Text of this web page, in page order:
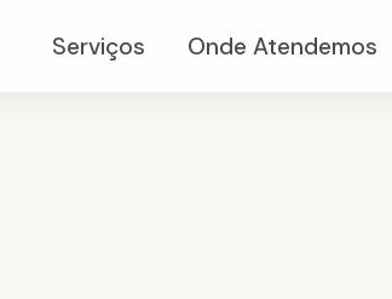
Serviços Onde Atendemos